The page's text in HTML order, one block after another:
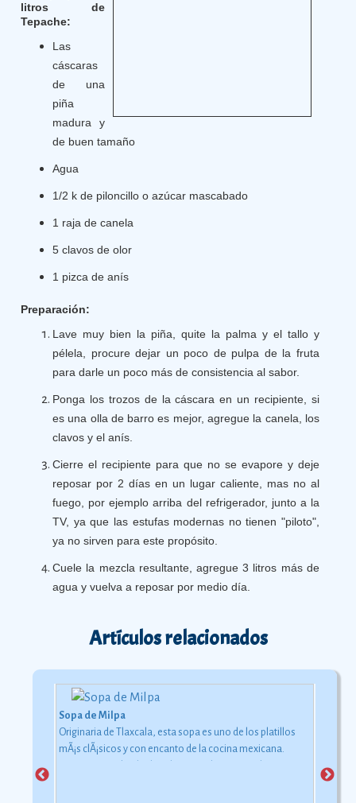
litros de
Tepache:
Las
cáscaras
de una
piña
madura y
de buen tamaño
Agua
1/2 k de piloncillo o azúcar mascabado
1 raja de canela
5 clavos de olor
1 pizca de anís
Preparación:
Lave muy bien la piña, quite la palma y el tallo y
pélela, procure dejar un poco de pulpa de la fruta
para darle un poco más de consistencia al sabor.
Ponga los trozos de la cáscara en un recipiente, si
es una olla de barro es mejor, agregue la canela, los
clavos y el anís.
Cierre el recipiente para que no se evapore y deje
reposar por 2 días en un lugar caliente, mas no al
fuego, por ejemplo arriba del refrigerador, junto a la
TV, ya que las estufas modernas no tienen "piloto",
ya no sirven para este propósito.
Cuele la mezcla resultante, agregue 3 litros más de
agua y vuelva a reposar por medio día.
Artículos relacionados
Sopa de Milpa
Originaria de Tlaxcala, esta sopa es uno de los platillos
mÃ¡s clÃ¡sicos y con encanto de la cocina mexicana.